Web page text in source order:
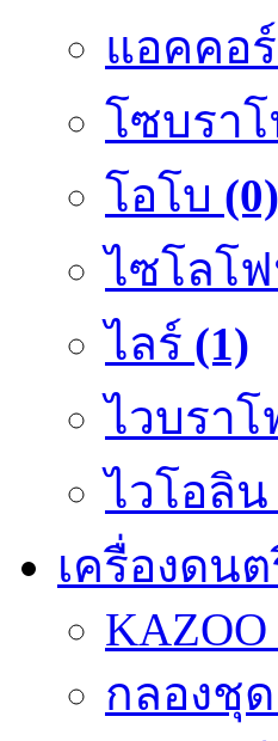
แอคคอ
โซบรา
โอโบ (0)
ไซโลโ
ไลร์ (1)
ไวบรา
ไวโอลิน
เครื่องดน
KAZOO
กลองชุด